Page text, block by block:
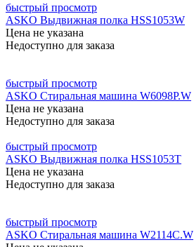
быстрый просмотр
ASKO Выдвижная полка HSS1053W
Цена не указана
Недоступно для заказа
быстрый просмотр
ASKO Стиральная машина W6098P.W
Цена не указана
Недоступно для заказа
быстрый просмотр
ASKO Выдвижная полка HSS1053T
Цена не указана
Недоступно для заказа
быстрый просмотр
ASKO Стиральная машина W2114C.W